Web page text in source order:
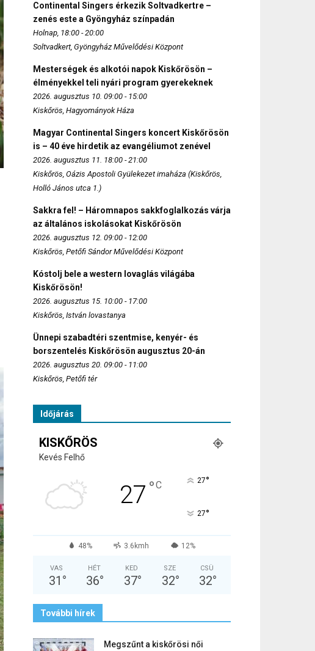
Continental Singers érkezik Soltvadkertre –
zenés este a Gyöngyház színpadán
Holnap, 18:00 - 20:00
Soltvadkert, Gyöngyház Művelődési Központ
Mesterségek és alkotói napok Kiskőrösön –
élményekkel teli nyári program gyerekeknek
2026. augusztus 10. 09:00 - 15:00
Kiskőrös, Hagyományok Háza
Magyar Continental Singers koncert Kiskőrösön
is – 40 éve hirdetik az evangéliumot zenével
2026. augusztus 11. 18:00 - 21:00
Kiskőrös, Oázis Apostoli Gyülekezet imaháza (Kiskőrös,
Holló János utca 1.)
Sakkra fel! – Háromnapos sakkfoglalkozás várja
az általános iskolásokat Kiskőrösön
2026. augusztus 12. 09:00 - 12:00
Kiskőrös, Petőfi Sándor Művelődési Központ
Kóstolj bele a western lovaglás világába
Kiskőrösön!
2026. augusztus 15. 10:00 - 17:00
Kiskőrös, István lovastanya
Ünnepi szabadtéri szentmise, kenyér- és
borszentelés Kiskőrösön augusztus 20-án
2026. augusztus 20. 09:00 - 11:00
Kiskőrös, Petőfi tér
Időjárás
KISKŐRÖS
Kevés Felhő
27 °C 27°
27°
48% 3.6kmh 12%
VAS
31 °
HÉT
36°
KED
37°
SZE
32°
CSÜ
32°
További hírek
Megszűnt a kiskőrösi női